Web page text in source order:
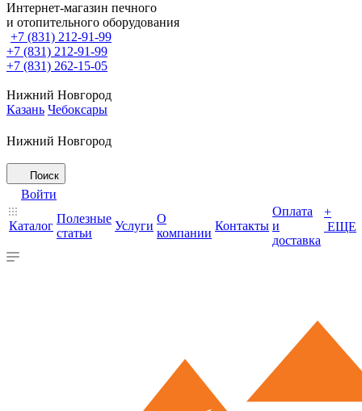
Интернет-магазин печного
и отопительного оборудования
+7 (831) 212-91-99
+7 (831) 212-91-99
+7 (831) 262-15-05
Нижний Новгород
Казань Чебоксары
Нижний Новгород
Поиск
Войти
Каталог
Полезные
статьи
Услуги
О
компании
Контакты
Оплата
и
доставка
+
ЕЩЕ